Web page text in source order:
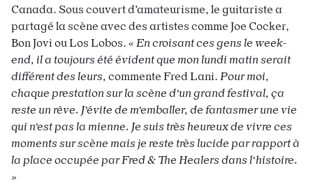
Canada. Sous couvert d’amateurisme, le guitariste a
partagé la scène avec des artistes comme Joe Cocker,
Bon Jovi ou Los Lobos. « En croisant ces gens le week-
end, il a toujours été évident que mon lundi matin serait
différent des leurs, commente Fred Lani. Pour moi,
chaque prestation sur la scène d’un grand festival, ça
reste un rêve. J’évite de m’emballer, de fantasmer une vie
qui n’est pas la mienne. Je suis très heureux de vivre ces
moments sur scène mais je reste très lucide par rapport à
la place occupée par Fred & The Healers dans l’histoire.
»